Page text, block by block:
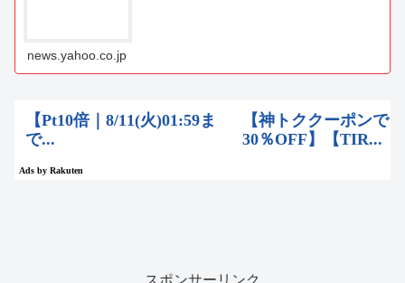
news.yahoo.co.jp
スポンサーリンク